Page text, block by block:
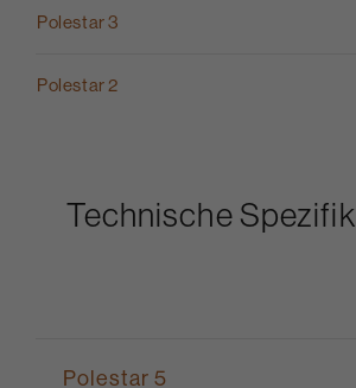
Polestar 3
Polestar 2
Technische
Polestar 5